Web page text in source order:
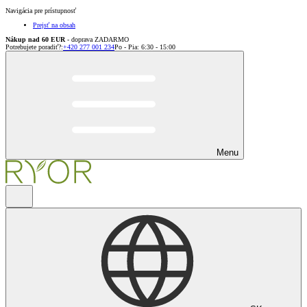
Navigácia pre prístupnosť
Prejsť na obsah
Nákup nad 60 EUR - doprava ZADARMO
Potrebujete poradiť?:+420 277 001 234Po - Pia: 6:30 - 15:00
Menu